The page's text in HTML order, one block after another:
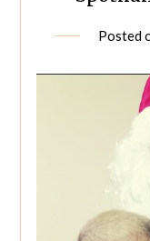
Posted